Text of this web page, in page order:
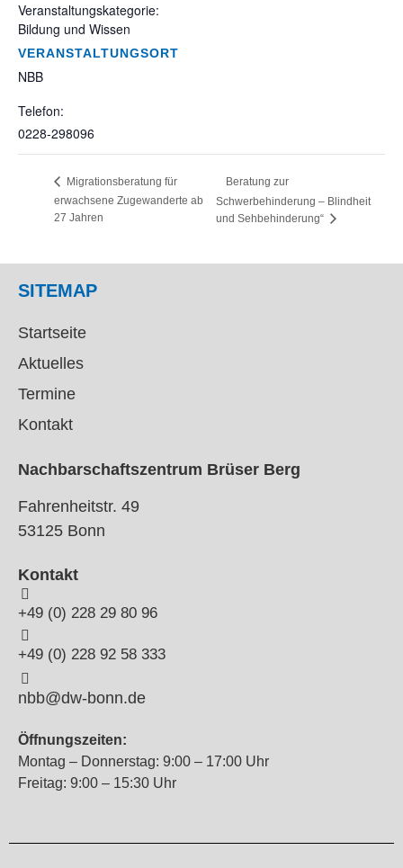
Veranstaltungskategorie:
Bildung und Wissen
VERANSTALTUNGSORT
NBB
Telefon:
0228-298096
Migrationsberatung für
erwachsene Zugewanderte ab
27 Jahren
Beratung zur
Schwerbehinderung – Blindheit
und Sehbehinderung“
SITEMAP
Startseite
Aktuelles
Termine
Kontakt
Nachbarschaftszentrum Brüser Berg
Fahrenheitstr. 49
53125 Bonn
Kontakt
+49 (0) 228 29 80 96
+49 (0) 228 92 58 333
nbb@dw-bonn.de
Öffnungszeiten:
Montag – Donnerstag: 9:00 – 17:00 Uhr
Freitag: 9:00 – 15:30 Uhr